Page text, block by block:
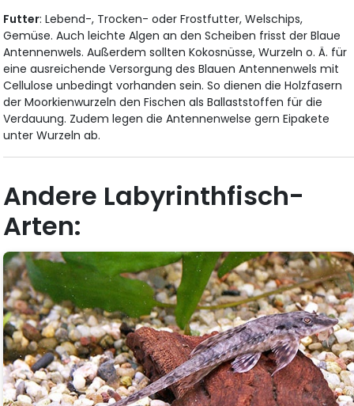
Futter: Lebend-, Trocken- oder Frostfutter, Welschips,
Gemüse. Auch leichte Algen an den Scheiben frisst der Blaue
Antennenwels. Außerdem sollten Kokosnüsse, Wurzeln o. Ä. für
eine ausreichende Versorgung des Blauen Antennenwels mit
Cellulose unbedingt vorhanden sein. So dienen die Holzfasern
der Moorkienwurzeln den Fischen als Ballaststoffen für die
Verdauung. Zudem legen die Antennenwelse gern Eipakete
unter Wurzeln ab.
Andere Labyrinthfisch-
Arten: